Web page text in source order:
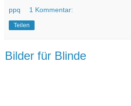
ppq 1 Kommentar:
Teilen
Bilder für Blinde